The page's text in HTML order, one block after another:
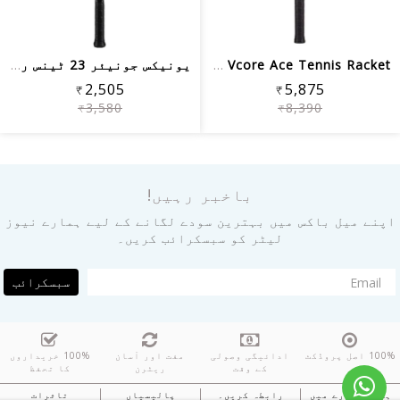
Yonex Vcore Ace Tennis Racket
₹5,875
₹8,390
یونیکس جونیئر 23 ٹینس ریکٹ
₹2,505
₹3,580
باخبر رہیں!
اپنے میل باکس میں بہترین سودے لگانے کے لیے ہمارے نیوز
لیٹر کو سبسکرائب کریں۔
سبسکرائب
100% اصل پروڈکٹ
ادائیگی وصولی
کے وقت
مفت اور آسان
ریٹرن
100% خریداروں
کا تحفظ
ہمارے بارے میں رابطہ کریں۔ پالیسیاں تاثرات